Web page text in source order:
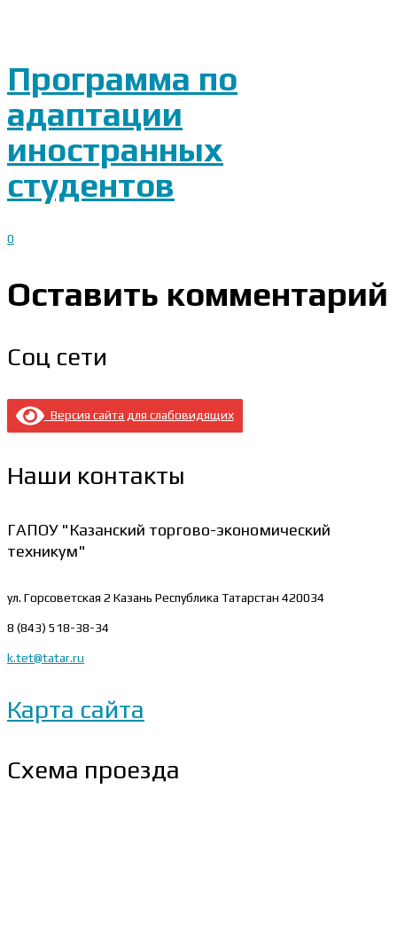
Программа по
адаптации
иностранных
студентов
0
Оставить комментарий
Соц сети
Версия сайта для слабовидящих
Наши контакты
ГАПОУ "Казанский торгово-экономический
техникум"
ул. Горсоветская 2 Казань Республика Татарстан 420034
8 (843) 518-38-34
k.tet@tatar.ru
Карта сайта
Схема проезда